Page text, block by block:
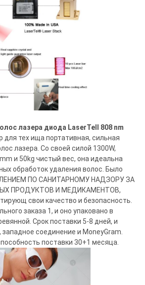
лазера диода LaserTell 808 nm
для тех ища портативная, сильная
лазера. Со своей силой 1300W,
и 50kg чистый вес, она идеальна
обработок удаления волос. Было
ПО САНИТАРНОМУ НАДЗОРУ ЗА
ПРОДУКТОВ И МЕДИКАМЕНТОВ,
свои качество и безопасность.
заказа 1, и оно упаковано в
Срок поставки 5-8 дней, и
соединение и MoneyGram.
поставки 30+1 месяца.